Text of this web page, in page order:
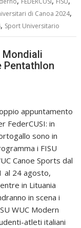
di Canoa 2024,
, Sport Universitario
Mondiali
Pentathlon
appuntamento
FederCUSI: in
sono in
i FISU
Canoe Sports dal
al 24 agosto,
in Lituania
in scena i
WUC Modern
atleti italiani